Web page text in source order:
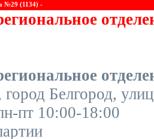
№29 (1134) -
город Белгород,
пт 10:00-18:00